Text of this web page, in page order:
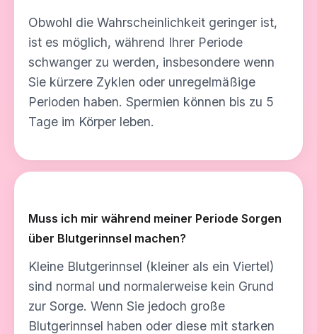
Obwohl die Wahrscheinlichkeit geringer ist,
ist es möglich, während Ihrer Periode
schwanger zu werden, insbesondere wenn
Sie kürzere Zyklen oder unregelmäßige
Perioden haben. Spermien können bis zu 5
Tage im Körper leben.
Muss ich mir während meiner Periode Sorgen
über Blutgerinnsel machen?
Kleine Blutgerinnsel (kleiner als ein Viertel)
sind normal und normalerweise kein Grund
zur Sorge. Wenn Sie jedoch große
Blutgerinnsel haben oder diese mit starken